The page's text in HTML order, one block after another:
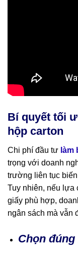
Bí quyết tối
hộp carton
Chi phí đầu tư làm
trọng với doanh
trường liên tục
Tuy nhiên, nếu lựa
giấy phù hợp,
ngân sách mà vẫn
Chọn